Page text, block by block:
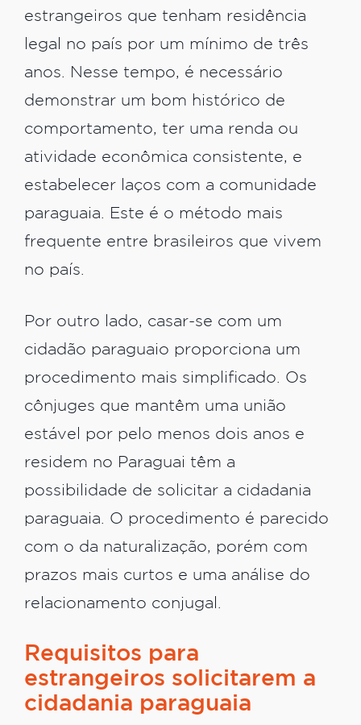
estrangeiros que tenham residência
legal no país por um mínimo de três
anos. Nesse tempo, é necessário
demonstrar um bom histórico de
comportamento, ter uma renda ou
atividade econômica consistente, e
estabelecer laços com a comunidade
paraguaia. Este é o método mais
frequente entre brasileiros que vivem
no país.
Por outro lado, casar-se com um
cidadão paraguaio proporciona um
procedimento mais simplificado. Os
cônjuges que mantêm uma união
estável por pelo menos dois anos e
residem no Paraguai têm a
possibilidade de solicitar a cidadania
paraguaia. O procedimento é parecido
com o da naturalização, porém com
prazos mais curtos e uma análise do
relacionamento conjugal.
Requisitos para
estrangeiros solicitarem a
cidadania paraguaia